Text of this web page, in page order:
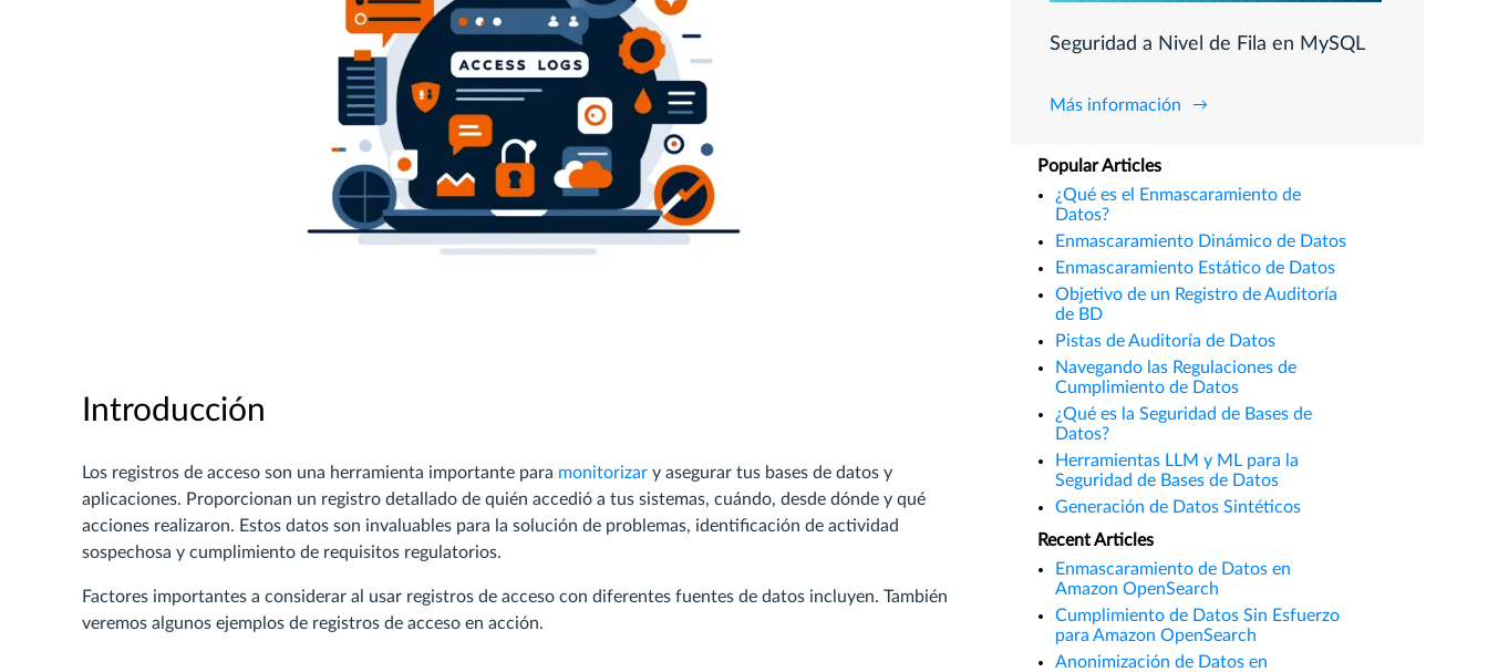
Introducción
Los registros de acceso son una herramienta importante para monitorizar y asegurar tus bases de datos y
aplicaciones. Proporcionan un registro detallado de quién accedió a tus sistemas, cuándo, desde dónde y qué
acciones realizaron. Estos datos son invaluables para la solución de problemas, identificación de actividad
sospechosa y cumplimiento de requisitos regulatorios.
Factores importantes a considerar al usar registros de acceso con diferentes fuentes de datos incluyen. También
veremos algunos ejemplos de registros de acceso en acción.
Seguridad a Nivel de Fila en MySQL
Más información
Popular Articles
¿Qué es el Enmascaramiento de
Datos?
Enmascaramiento Dinámico de Datos
Enmascaramiento Estático de Datos
Objetivo de un Registro de Auditoría
de BD
Pistas de Auditoría de Datos
Navegando las Regulaciones de
Cumplimiento de Datos
¿Qué es la Seguridad de Bases de
Datos?
Herramientas LLM y ML para la
Seguridad de Bases de Datos
Generación de Datos Sintéticos
Recent Articles
Enmascaramiento de Datos en
Amazon OpenSearch
Cumplimiento de Datos Sin Esfuerzo
para Amazon OpenSearch
Anonimización de Datos en